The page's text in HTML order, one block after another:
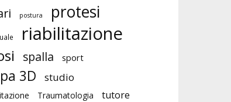
postura protesi
riabilitazione
spalla sport
3D studio
Traumatologia tutore